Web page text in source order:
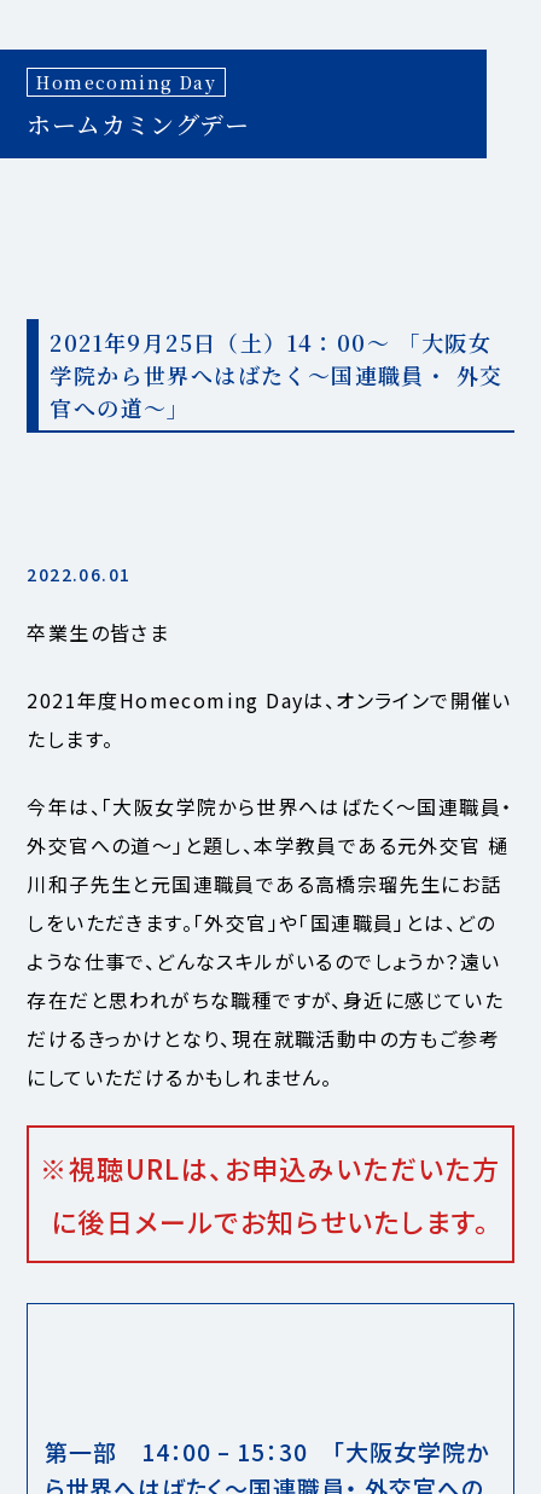
Homecoming Day
ホームカミングデー
2021年9月25日（土）14：00～ 「大阪女
学院から世界へはばたく～国連職員・ 外交
官への道～」
2022.06.01
卒業生の皆さま
2021年度Homecoming Dayは、オンラインで開催い
たします。
今年は、「大阪女学院から世界へはばたく～国連職員・
外交官への道～」と題し、本学教員である元外交官 樋
川和子先生と元国連職員である高橋宗瑠先生にお話
しをいただきます。「外交官」や「国連職員」とは、どの
ような仕事で、どんなスキルがいるのでしょうか？遠い
存在だと思われがちな職種ですが、身近に感じていた
だけるきっかけとなり、現在就職活動中の方もご参考
にしていただけるかもしれません。
※視聴URLは、お申込みいただいた方
に後日メールでお知らせいたします。
第一部 14：00 – 15：30 「大阪女学院か
ら世界へはばたく～国連職員・ 外交官への